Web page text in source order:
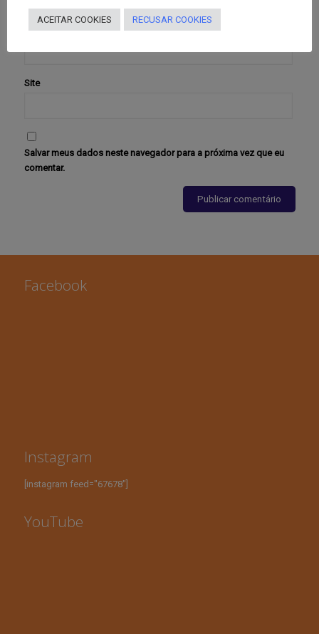
E-mail*
Site
Salvar meus dados neste navegador para a próxima vez que eu
comentar.
Facebook
Instagram
[instagram feed="67678"]
YouTube
ACEITAR COOKIES RECUSAR COOKIES